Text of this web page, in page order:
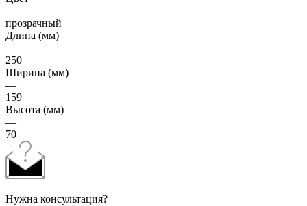
—
прозрачный
Длина (мм)
—
250
Ширина (мм)
—
159
Высота (мм)
—
70
Нужна консультация?